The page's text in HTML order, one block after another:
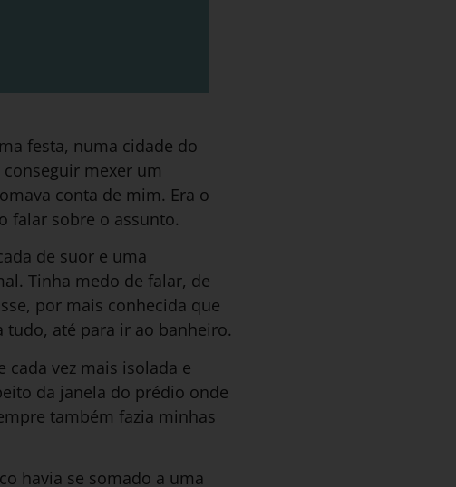
festa, numa cidade do
mexer um
conta de mim. Era o
falar sobre o assunto.
de suor e uma
Tinha medo de falar, de
por mais conhecida que
tudo, até para ir ao banheiro.
cada vez mais isolada e
da janela do prédio onde
também fazia minhas
havia se somado a uma